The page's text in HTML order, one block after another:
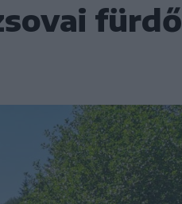
fürdő